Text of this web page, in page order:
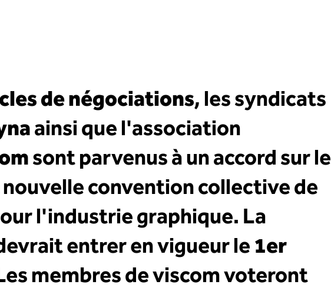
de négociations, les syndicats
ainsi que l'association
sont parvenus à un accord sur le
convention collective de
l'industrie graphique. La
entrer en vigueur le 1er
membres de viscom voteront